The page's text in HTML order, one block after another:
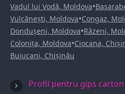
Vadul lui Vodă, Moldova•
Vulcănești, Moldova•Congaz,
Dondușeni, Moldova•Răzeni,
Colonița, Moldova•Ciocana,
Buiucani, Chișinău
Profil pentru gips